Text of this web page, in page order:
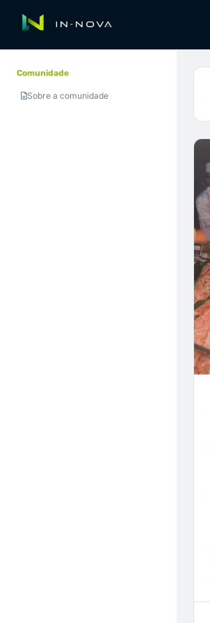
Comunidade
Sobre a comunidade